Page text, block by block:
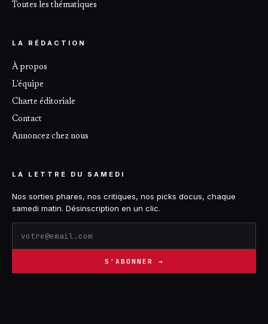
Toutes les thématiques
LA RÉDACTION
À propos
L'équipe
Charte éditoriale
Contact
Annoncez chez nous
LA LETTRE DU SAMEDI
Nos sorties phares, nos critiques, nos picks docus, chaque
samedi matin. Désinscription en un clic.
S'ABONNER →